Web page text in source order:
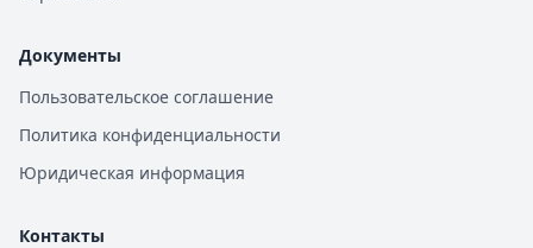
Документы
Пользовательское соглашение
Политика конфиденциальности
Юридическая информация
Контакты